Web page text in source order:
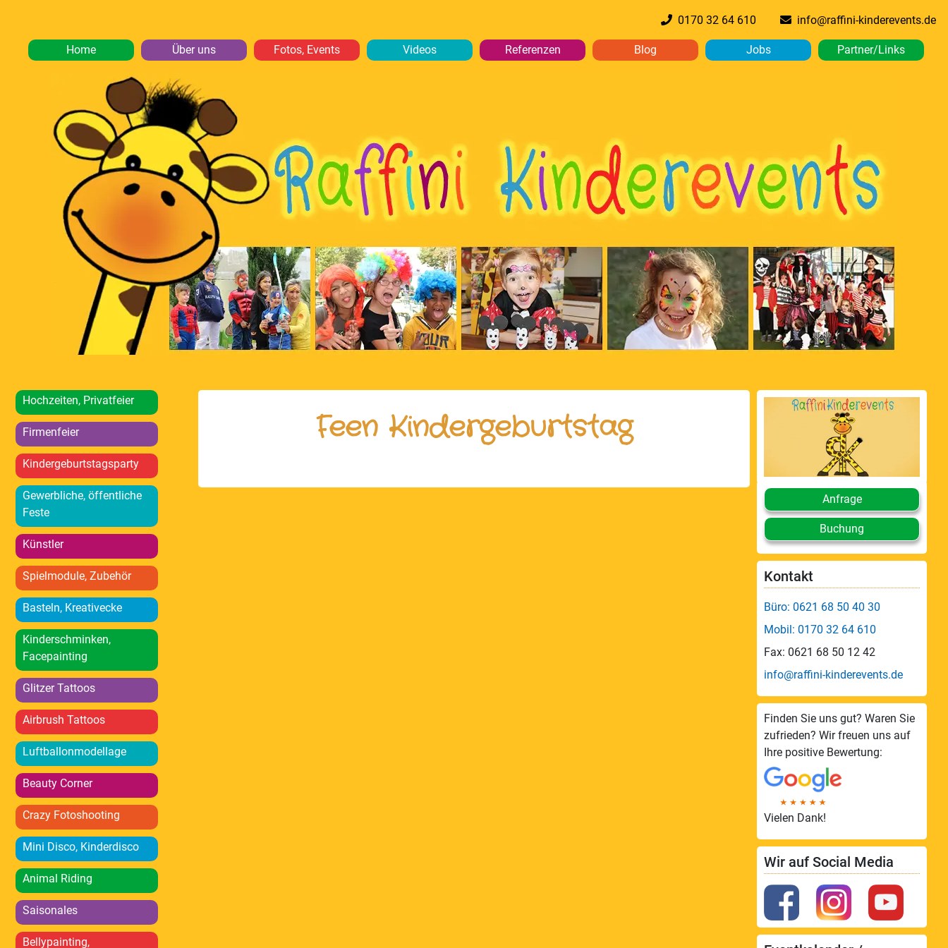
0170 32 64 610 info@raffini-kinderevents.de
Home Über uns Fotos, Events Videos Referenzen Blog Jobs Partner/Links
Hochzeiten, Privatfeier
Firmenfeier
Kindergeburtstagsparty
Gewerbliche, öffentliche
Feste
Künstler
Spielmodule, Zubehör
Basteln, Kreativecke
Kinderschminken,
Facepainting
Glitzer Tattoos
Airbrush Tattoos
Luftballonmodellage
Beauty Corner
Crazy Fotoshooting
Mini Disco, Kinderdisco
Animal Riding
Saisonales
Bellypainting,
Feen Kindergeburtstag
Anfrage
Buchung
Kontakt
Büro: 0621 68 50 40 30
Mobil: 0170 32 64 610
Fax: 0621 68 50 12 42
info@raffini-kinderevents.de
Finden Sie uns gut? Waren Sie
zufrieden? Wir freuen uns auf
Ihre positive Bewertung:
Vielen Dank!
Wir auf Social Media